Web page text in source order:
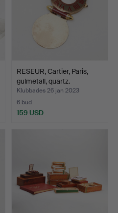
RESEUR, Cartier, Paris,
gulmetall, quartz.
Klubbades 26 jan 2023
6 bud
159 USD